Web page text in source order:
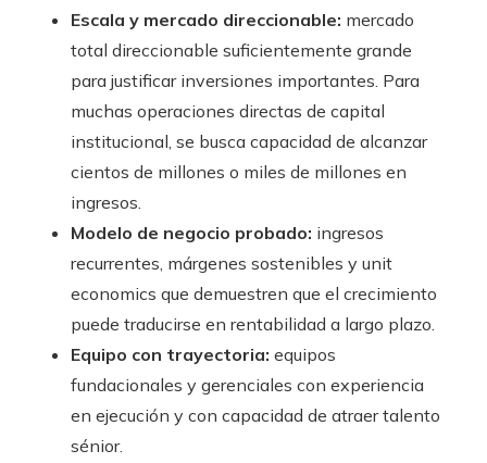
Escala y mercado direccionable: mercado
total direccionable suficientemente grande
para justificar inversiones importantes. Para
muchas operaciones directas de capital
institucional, se busca capacidad de alcanzar
cientos de millones o miles de millones en
ingresos.
Modelo de negocio probado: ingresos
recurrentes, márgenes sostenibles y unit
economics que demuestren que el crecimiento
puede traducirse en rentabilidad a largo plazo.
Equipo con trayectoria: equipos
fundacionales y gerenciales con experiencia
en ejecución y con capacidad de atraer talento
sénior.